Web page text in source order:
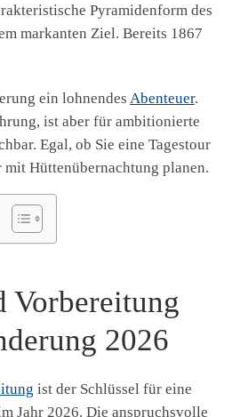
Pyramidenform des
markanten Ziel. Bereits 1867
ein lohnendes Abenteuer.
ist aber für ambitionierte
Egal, ob Sie eine Tagestour
Hüttenübernachtung planen.
Vorbereitung
2026
ist der Schlüssel für eine
Jahr 2026. Die anspruchsvolle